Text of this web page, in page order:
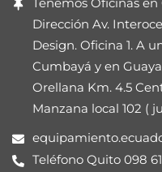
Dirección Av.
Design. Oficina 1. A
Cumbayá y en
Orellana Km. 4.5
Manzana local 102 (
Teléfono Quito 098